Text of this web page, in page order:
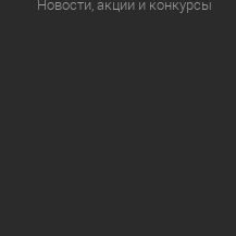
Новости, акции и конкурсы